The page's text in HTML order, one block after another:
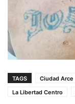
TAGS Ciudad Arce
La Libertad Centro